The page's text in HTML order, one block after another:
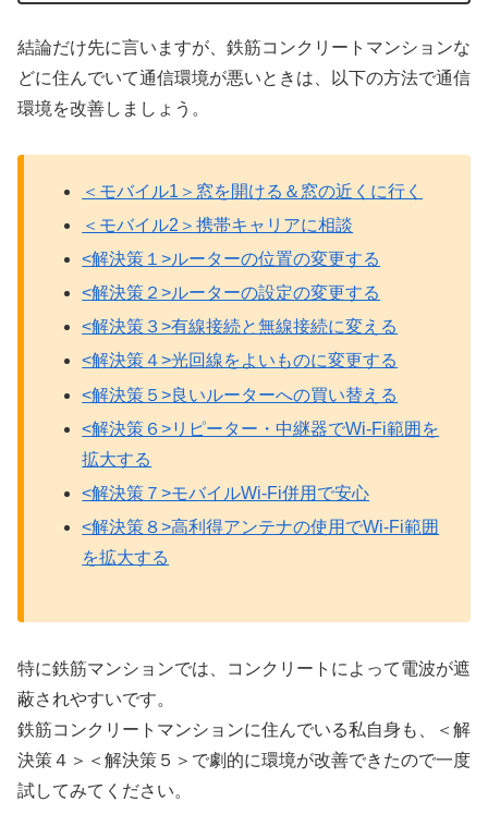
結論だけ先に言いますが、鉄筋コンクリートマンションな
どに住んでいて通信環境が悪いときは、以下の方法で通信
環境を改善しましょう。
＜モバイル1＞窓を開ける＆窓の近くに行く
＜モバイル2＞携帯キャリアに相談
<解決策１>ルーターの位置の変更する
<解決策２>ルーターの設定の変更する
<解決策３>有線接続と無線接続に変える
<解決策４>光回線をよいものに変更する
<解決策５>良いルーターへの買い替える
<解決策６>リピーター・中継器でWi-Fi範囲を
拡大する
<解決策７>モバイルWi-Fi併用で安心
<解決策８>高利得アンテナの使用でWi-Fi範囲
を拡大する
特に鉄筋マンションでは、コンクリートによって電波が遮
蔽されやすいです。
鉄筋コンクリートマンションに住んでいる私自身も、＜解
決策４＞＜解決策５＞で劇的に環境が改善できたので一度
試してみてください。